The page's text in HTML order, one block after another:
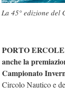
La 45° edizione del
PORTO ERCOLE
anche la
Campionato
Circolo Nautico e